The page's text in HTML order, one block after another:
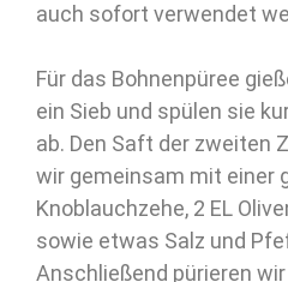
auch sofort verwendet
Für das Bohnenpüree
ein Sieb und spülen sie
ab. Den Saft der zweiten
wir gemeinsam mit einer
Knoblauchzehe, 2 EL
sowie etwas Salz und
Anschließend pürieren